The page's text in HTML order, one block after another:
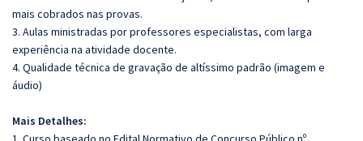
mais cobrados nas provas.
3. Aulas ministradas por professores especialistas, com larga
experiência na atividade docente.
4. Qualidade técnica de gravação de altíssimo padrão (imagem e
áudio)
Mais Detalhes: